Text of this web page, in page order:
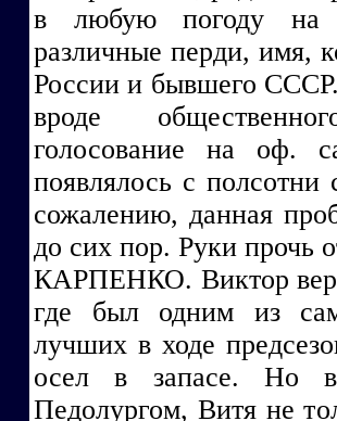
в любую погоду на
различные перди, имя,
России и бывшего
вроде
голосование на оф.
появлялось с полсотни
сожалению, данная
до сих пор. Руки прочь
КАРПЕНКО. Виктор
где был одним из
лучших в ходе
осел в запасе. Но
Педолургом, Витя не